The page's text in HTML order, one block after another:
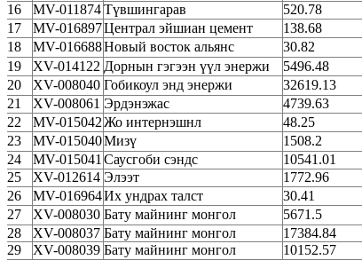
16
MV-011874Түвшингарав 520.78
17
MV-016897Централ эйшиан цемент 138.68
18
MV-016688Новый восток альянс 30.82
19
XV-014122 Дорнын гэгээн үүл энержи 5496.48
20
XV-008040 Гобикоул энд энержи 32619.13
21
XV-008061 Эрдэнэжас 4739.63
22
MV-015042Жо интернэшнл 48.25
23
MV-015040Мизү 1508.2
24
MV-015041Саусгоби сэндс 10541.01
25
XV-012614 Элээт 1772.96
26
MV-016964Их ундрах талст 30.41
27
XV-008030 Бату майнинг монгол 5671.5
28
XV-008037 Бату майнинг монгол 17384.84
29
XV-008039 Бату майнинг монгол 10152.57